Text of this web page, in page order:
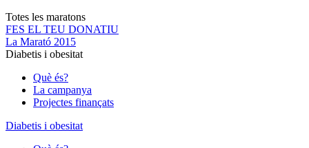
Totes les maratons
FES EL TEU DONATIU
La Marató 2015
Diabetis i obesitat
Què és?
La campanya
Projectes finançats
Diabetis i obesitat